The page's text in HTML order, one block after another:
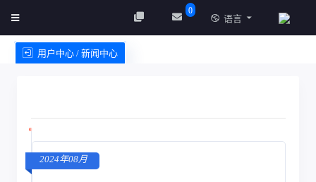
0
语言
用户中心 / 新闻中心
2024年08月